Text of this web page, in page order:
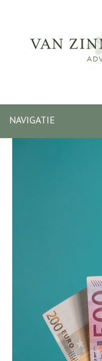
NAVIGATIE